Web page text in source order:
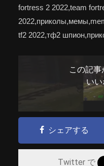
fortress 2 2022,team
tf2 2022,тф2
この記事
いい
シェアする
Twitter で